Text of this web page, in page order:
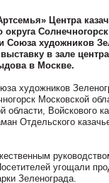
Центра
округа
Союза художников
в зале
в Москве.
художников
Московской
области, Войскового
Отдельского
угощали
Зеленограда.